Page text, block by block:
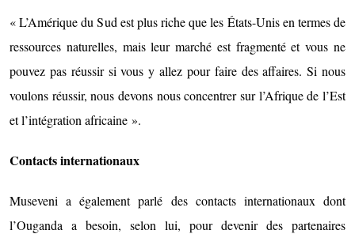
« L’Amérique du Sud est plus riche que les États-Unis en termes de
ressources naturelles, mais leur marché est fragmenté et vous ne
pouvez pas réussir si vous y allez pour faire des affaires. Si nous
voulons réussir, nous devons nous concentrer sur l’Afrique de l’Est
et l’intégration africaine ».
Contacts internationaux
Museveni a également parlé des contacts internationaux dont
l’Ouganda a besoin, selon lui, pour devenir des partenaires